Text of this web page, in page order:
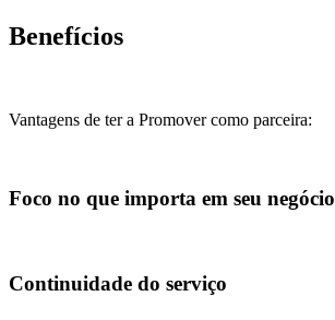
Benefícios
Vantagens de ter a Promover como parceira:
Foco no que importa em seu negócio
Continuidade do serviço